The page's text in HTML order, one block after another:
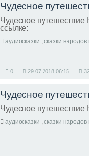
Чудесное
Чудесное путешествие
ссылке:
аудиосказки , сказки народов
0 29.07.2018 06:15 32
Чудесное
Чудесное путешествие
аудиосказки , сказки народов